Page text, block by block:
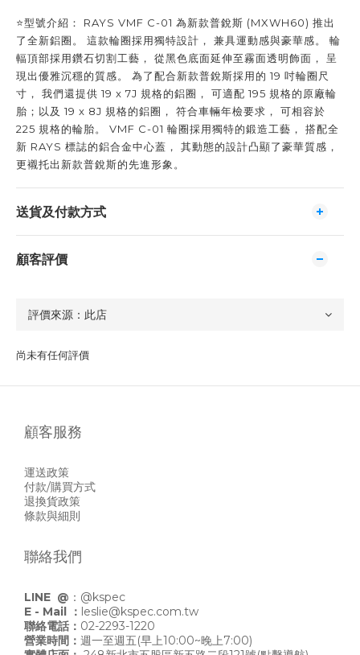
⭐️型號介紹： RAYS VMF C-01 為新款普銳斯 (MXWH60) 推出
了全新鋁圈。 這款輪圈採用獨特設計， 兼具運動感與豪華感。 輪
輻頂部採用鑽石切割工藝， 從黑色底面延伸至霧面透明飾面， 呈
現出優雅沉穩的質感。 為了配合新款普銳斯採用的 19 吋輪圈尺
寸， 我們還提供 19 x 7J 規格的鋁圈， 可適配 195 規格的原廠輪
胎；以及 19 x 8J 規格的鋁圈， 符合車輛年檢要求， 可相容於
225 規格的輪胎。 VMF C-01 輪圈採用獨特的鍛造工藝， 搭配全
新 RAYS 標誌的鋁合金中心蓋， 其動態的設計凸顯了豪華質感，
更襯托出新款普銳斯的先進形象。
送貨及付款方式
顧客評價
尚未有任何評價
顧客服務
運送政策
付款/購買方式
退換貨政策
條款與細則
聯絡我們
LINE @ ： @kspec
E - Mail ： leslie@kspec.com.tw
聯絡電話： 02-2293-1220
營業時間： 週一至週五(早上10:00~晚上7:00)